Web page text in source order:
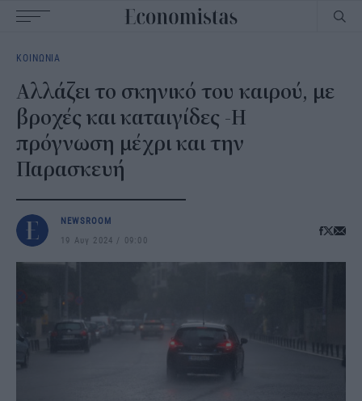
navigation
ΚΟΙΝΩΝΙΑ
Αλλάζει το σκηνικό του καιρού, με
βροχές και καταιγίδες -Η
πρόγνωση μέχρι και την
Παρασκευή
NEWSROOM
19 Αυγ 2024
09:00